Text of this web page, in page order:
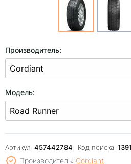
Производитель:
Модель:
Артикул: 457442784 Код поиска:
Производитель: Cordiant